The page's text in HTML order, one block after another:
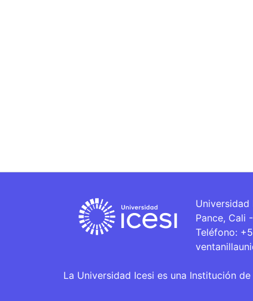
Universidad
Pance, Cali
Teléfono:
La Universidad Icesi es una Institución